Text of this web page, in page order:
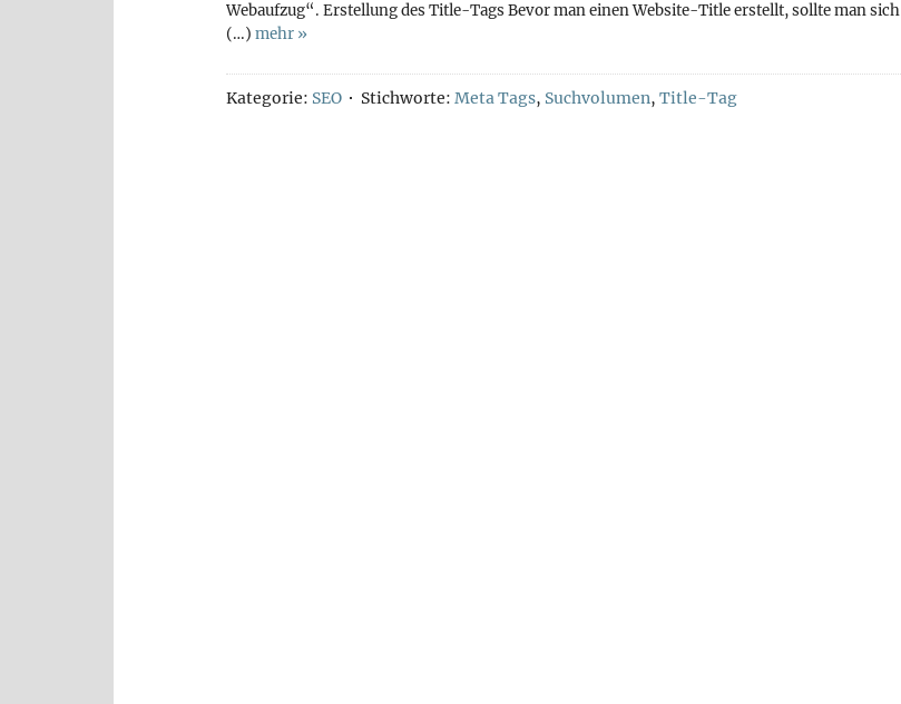
Webaufzug“. Erstellung des Title-Tags Bevor man einen Website-Title erstellt, sollte man sich
(…) mehr »
Kategorie: SEO Stichworte: Meta Tags, Suchvolumen, Title-Tag